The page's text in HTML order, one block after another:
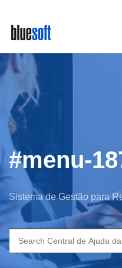
main
content
#menu-
Sistema de Gestão para
Search
for: